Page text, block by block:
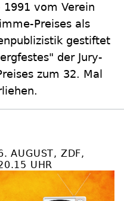
1991 vom Verein
Preises als
gestiftet
der Jury-
zum 32. Mal
AUGUST, ZDF,
UHR